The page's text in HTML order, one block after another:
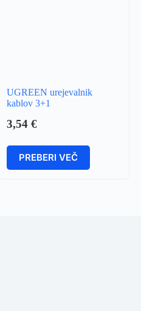
UGREEN urejevalnik
kablov 3+1
3,54 €
PREBERI VEČ